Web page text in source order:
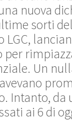
nuova
sorti
LGC,
Un
Intanto,
ai 6 di